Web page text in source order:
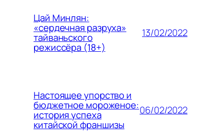
Цай Минлян:
«сердечная разруха»
тайваньского
режиссёра (18+)
13/02/2022
Настоящее упорство и
бюджетное мороженое:
история успеха
китайской франшизы
06/02/2022